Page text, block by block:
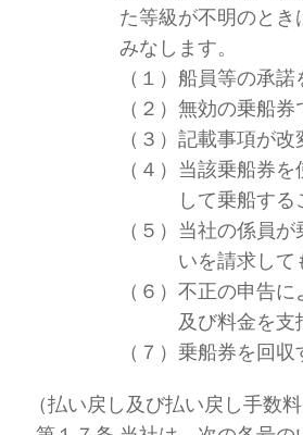
た等級が不明のと
みなします。
（１） 船員等の承諾
（２） 無効の乗船券
（３） 記載事項が改
（４） 当該乗船券を
して乗船する
（５） 当社の係員が
いを請求して
（６） 不正の申告に
及び料金を支
（７） 乗船券を回収
（払い戻し及び払い戻し手数料